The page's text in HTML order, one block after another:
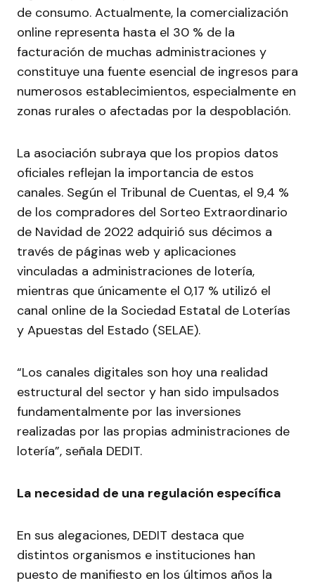
de consumo. Actualmente, la comercialización
online representa hasta el 30 % de la
facturación de muchas administraciones y
constituye una fuente esencial de ingresos para
numerosos establecimientos, especialmente en
zonas rurales o afectadas por la despoblación.
La asociación subraya que los propios datos
oficiales reflejan la importancia de estos
canales. Según el Tribunal de Cuentas, el 9,4 %
de los compradores del Sorteo Extraordinario
de Navidad de 2022 adquirió sus décimos a
través de páginas web y aplicaciones
vinculadas a administraciones de lotería,
mientras que únicamente el 0,17 % utilizó el
canal online de la Sociedad Estatal de Loterías
y Apuestas del Estado (SELAE).
“Los canales digitales son hoy una realidad
estructural del sector y han sido impulsados
fundamentalmente por las inversiones
realizadas por las propias administraciones de
lotería”, señala DEDIT.
La necesidad de una regulación específica
En sus alegaciones, DEDIT destaca que
distintos organismos e instituciones han
puesto de manifiesto en los últimos años la